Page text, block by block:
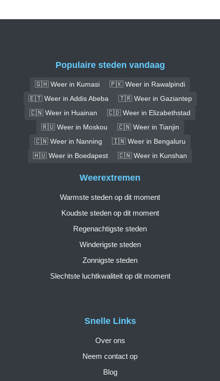
Populaire steden vandaag
🇬🇭 Weer in Kumasi
🇵🇰 Weer in Rawalpindi
🇪🇹 Weer in Addis Abeba
🇹🇷 Weer in Gaziantep
🇨🇳 Weer in Huainan
🇨🇩 Weer in Elizabethstad
🇷🇺 Weer in Moskou
🇨🇳 Weer in Tianjin
🇨🇳 Weer in Nanning
🇮🇳 Weer in Bengaluru
🇭🇺 Weer in Boedapest
🇨🇳 Weer in Kunshan
Snelle Links
Over ons
Neem contact op
Blog
Weerextremen
Warmste steden op dit moment
Koudste steden op dit moment
Regenachtigste steden
Winderigste steden
Zonnigste steden
Slechtste luchtkwaliteit op dit moment